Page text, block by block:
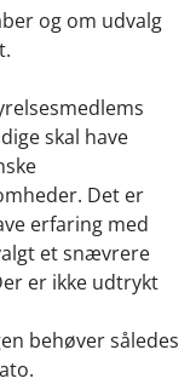
og om udvalg
skal have
Det er
erfaring med
et snævrere
er ikke udtrykt
behøver således